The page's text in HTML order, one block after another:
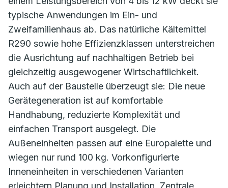
typische Anwendungen im Ein- und
Zweifamilienhaus ab. Das natürliche Kältemittel
R290 sowie hohe Effizienzklassen unterstreichen
die Ausrichtung auf nachhaltigen Betrieb bei
gleichzeitig ausgewogener Wirtschaftlichkeit.
Auch auf der Baustelle überzeugt sie: Die neue
Gerätegeneration ist auf komfortable
Handhabung, reduzierte Komplexität und
einfachen Transport ausgelegt. Die
Außeneinheiten passen auf eine Europalette und
wiegen nur rund 100 kg. Vorkonfigurierte
Inneneinheiten in verschiedenen Varianten
erleichtern Planung und Installation. Zentrale